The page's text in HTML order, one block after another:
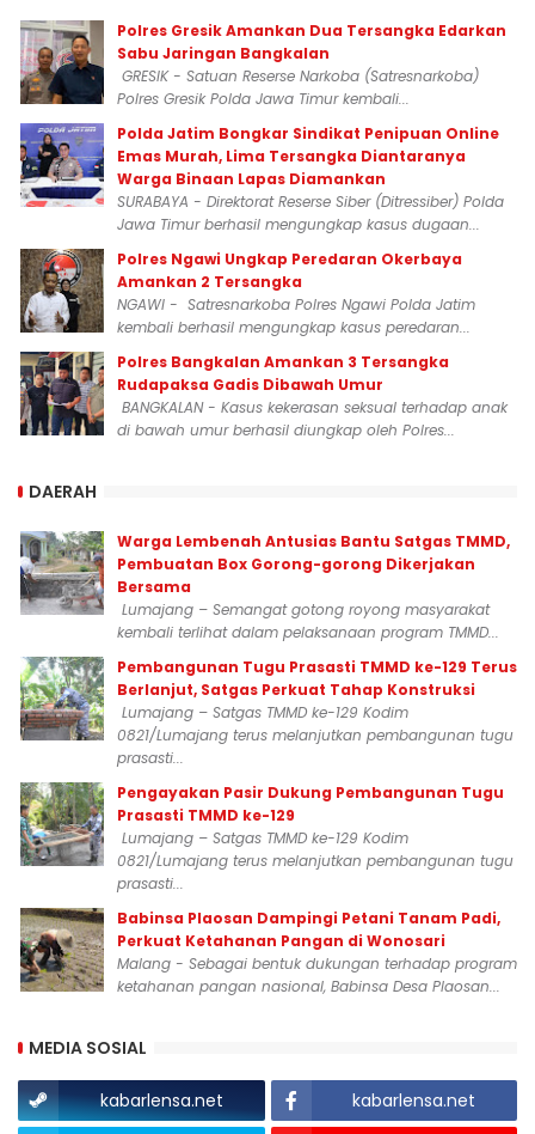
Polres Gresik Amankan Dua Tersangka Edarkan
Sabu Jaringan Bangkalan
GRESIK - Satuan Reserse Narkoba (Satresnarkoba)
Polres Gresik Polda Jawa Timur kembali...
Polda Jatim Bongkar Sindikat Penipuan Online
Emas Murah, Lima Tersangka Diantaranya
Warga Binaan Lapas Diamankan
SURABAYA - Direktorat Reserse Siber (Ditressiber) Polda
Jawa Timur berhasil mengungkap kasus dugaan...
Polres Ngawi Ungkap Peredaran Okerbaya
Amankan 2 Tersangka
NGAWI - Satresnarkoba Polres Ngawi Polda Jatim
kembali berhasil mengungkap kasus peredaran...
Polres Bangkalan Amankan 3 Tersangka
Rudapaksa Gadis Dibawah Umur
BANGKALAN - Kasus kekerasan seksual terhadap anak
di bawah umur berhasil diungkap oleh Polres...
DAERAH
Warga Lembenah Antusias Bantu Satgas TMMD,
Pembuatan Box Gorong-gorong Dikerjakan
Bersama
Lumajang – Semangat gotong royong masyarakat
kembali terlihat dalam pelaksanaan program TMMD...
Pembangunan Tugu Prasasti TMMD ke-129 Terus
Berlanjut, Satgas Perkuat Tahap Konstruksi
Lumajang – Satgas TMMD ke-129 Kodim
0821/Lumajang terus melanjutkan pembangunan tugu
prasasti...
Pengayakan Pasir Dukung Pembangunan Tugu
Prasasti TMMD ke-129
Lumajang – Satgas TMMD ke-129 Kodim
0821/Lumajang terus melanjutkan pembangunan tugu
prasasti...
Babinsa Plaosan Dampingi Petani Tanam Padi,
Perkuat Ketahanan Pangan di Wonosari
Malang - Sebagai bentuk dukungan terhadap program
ketahanan pangan nasional, Babinsa Desa Plaosan...
MEDIA SOSIAL
kabarlensa.net kabarlensa.net